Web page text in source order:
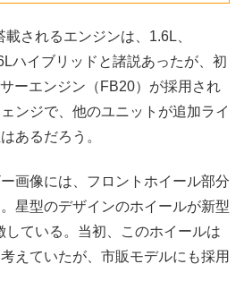
されるエンジンは、1.6L、
ハイブリッドと諸説あったが、初
ーエンジン（FB20）が採用され
ンジで、他のユニットが追加ライ
あるだろう。
画像には、フロントホイール部分
星型のデザインのホイールが新型
している。当初、このホイールは
えていたが、市販モデルにも採用